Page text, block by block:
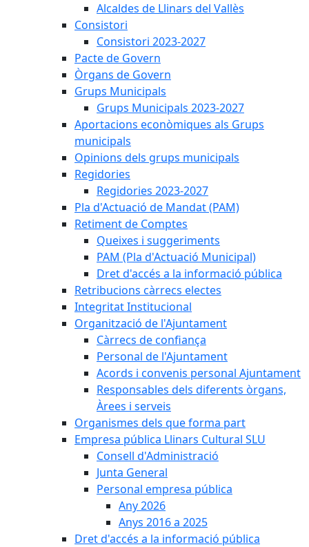
Alcaldes de Llinars del Vallès
Consistori
Consistori 2023-2027
Pacte de Govern
Òrgans de Govern
Grups Municipals
Grups Municipals 2023-2027
Aportacions econòmiques als Grups
municipals
Opinions dels grups municipals
Regidories
Regidories 2023-2027
Pla d'Actuació de Mandat (PAM)
Retiment de Comptes
Queixes i suggeriments
PAM (Pla d'Actuació Municipal)
Dret d'accés a la informació pública
Retribucions càrrecs electes
Integritat Institucional
Organització de l'Ajuntament
Càrrecs de confiança
Personal de l'Ajuntament
Acords i convenis personal Ajuntament
Responsables dels diferents òrgans,
Àrees i serveis
Organismes dels que forma part
Empresa pública Llinars Cultural SLU
Consell d'Administració
Junta General
Personal empresa pública
Any 2026
Anys 2016 a 2025
Dret d'accés a la informació pública